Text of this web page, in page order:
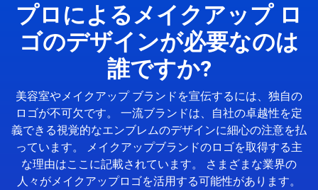
プロによるメイクアップ ロ
ゴのデザインが必要なのは
誰ですか?
美容室やメイクアップ ブランドを宣伝するには、独自の
ロゴが不可欠です。 一流ブランドは、自社の卓越性を定
義できる視覚的なエンブレムのデザインに細心の注意を払
っています。 メイクアップブランドのロゴを取得する主
な理由はここに記載されています。 さまざまな業界の
人々がメイクアップロゴを活用する可能性があります。